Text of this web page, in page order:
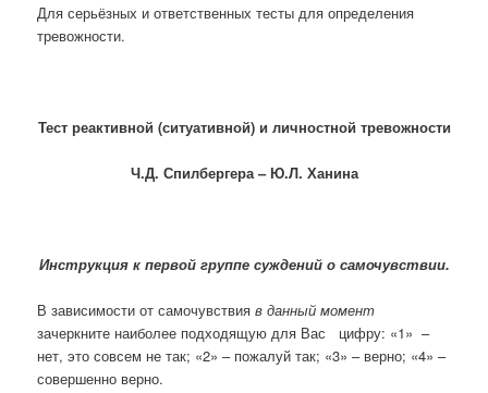
Для серьёзных и ответственных тесты для определения
тревожности.
Тест реактивной (ситуативной) и личностной тревожности
Ч.Д. Спилбергера – Ю.Л. Ханина
Инструкция к первой группе суждений о самочувствии.
В зависимости от самочувствияв данный момент
зачеркните наиболее подходящую для Вас цифру: «1» –
нет, это совсем не так; «2» – пожалуй так; «3» – верно; «4» –
совершенно верно.